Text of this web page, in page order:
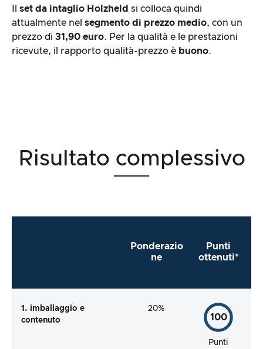
set da intaglio Holzheld si colloca quindi
attualmente nel segmento di prezzo medio, con un
prezzo di 31,90 euro. Per la qualità e le prestazioni
ricevute, il rapporto qualità-prezzo è buono.
Risultato complessivo
Ponderazio
ne
Punti
ottenuti*
1. imballaggio e
contenuto
20%
100
Punti